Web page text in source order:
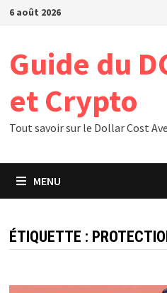
Passer
6 août 2026
Guide du
et Crypto
Tout savoir sur le Dollar Cost
MENU
ÉTIQUETTE :